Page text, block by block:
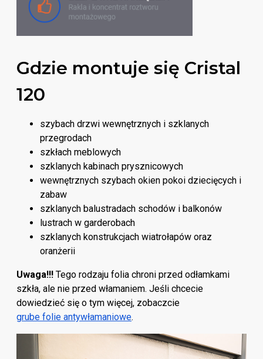
Gdzie montuje się Cristal
120
szybach drzwi wewnętrznych i szklanych
przegrodach
szkłach meblowych
szklanych kabinach prysznicowych
wewnętrznych szybach okien pokoi dziecięcych i
zabaw
szklanych balustradach schodów i balkonów
lustrach w garderobach
szklanych konstrukcjach wiatrołapów oraz
oranżerii
Uwaga!!! Tego rodzaju folia chroni przed odłamkami
szkła, ale nie przed włamaniem. Jeśli chcecie
dowiedzieć się o tym więcej, zobaczcie
grube folie antywłamaniowe.